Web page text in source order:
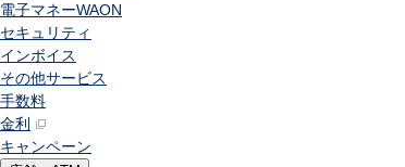
電子マネーWAON
セキュリティ
インボイス
その他サービス
手数料
金利
キャンペーン